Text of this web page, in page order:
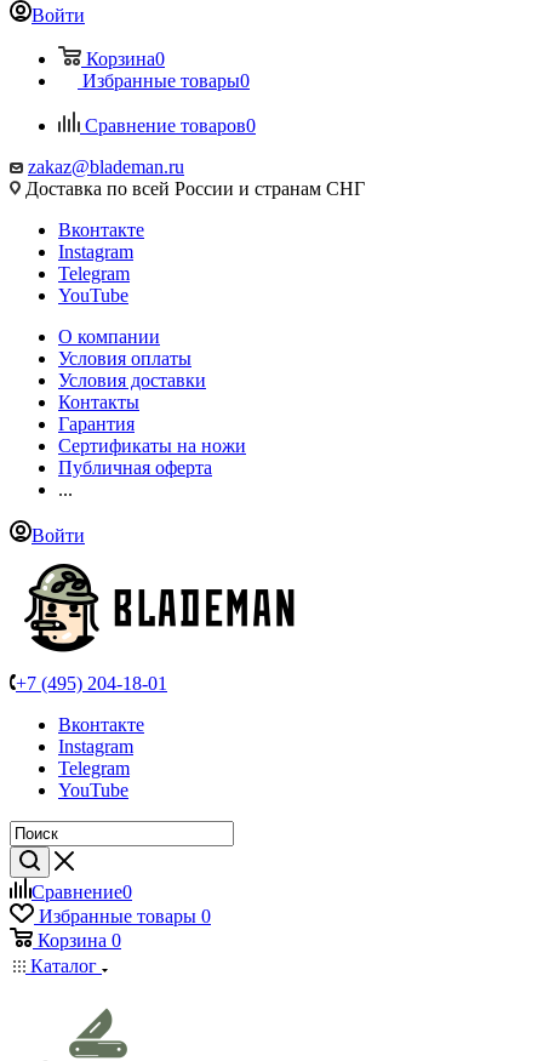
Войти
Корзина0
Избранные товары0
Сравнение товаров0
zakaz@blademan.ru
Доставка по всей России и странам СНГ
Вконтакте
Instagram
Telegram
YouTube
О компании
Условия оплаты
Условия доставки
Контакты
Гарантия
Сертификаты на ножи
Публичная оферта
...
Войти
+7 (495) 204-18-01
Вконтакте
Instagram
Telegram
YouTube
Сравнение0
Избранные товары 0
Корзина 0
Каталог